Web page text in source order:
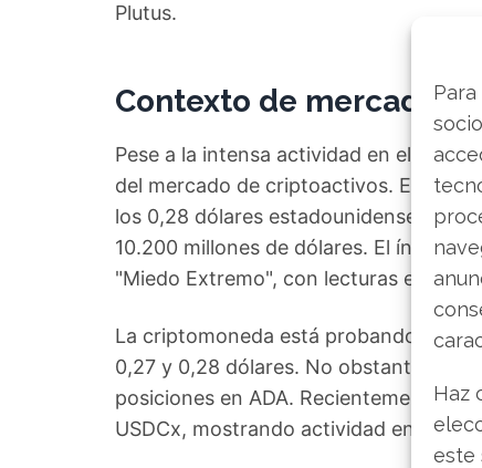
Haz
este
Plutus.
Contexto de mercado y
Pese a la intensa actividad en el
del mercado de criptoactivos. En el
los 0,28 dólares estadounidenses,
10.200 millones de dólares. El índice
"Miedo Extremo", con lecturas entre 7
La criptomoneda está probando
0,27 y 0,28 dólares. No obstante,
posiciones en ADA. Recientemente,
USDCx, mostrando actividad en su